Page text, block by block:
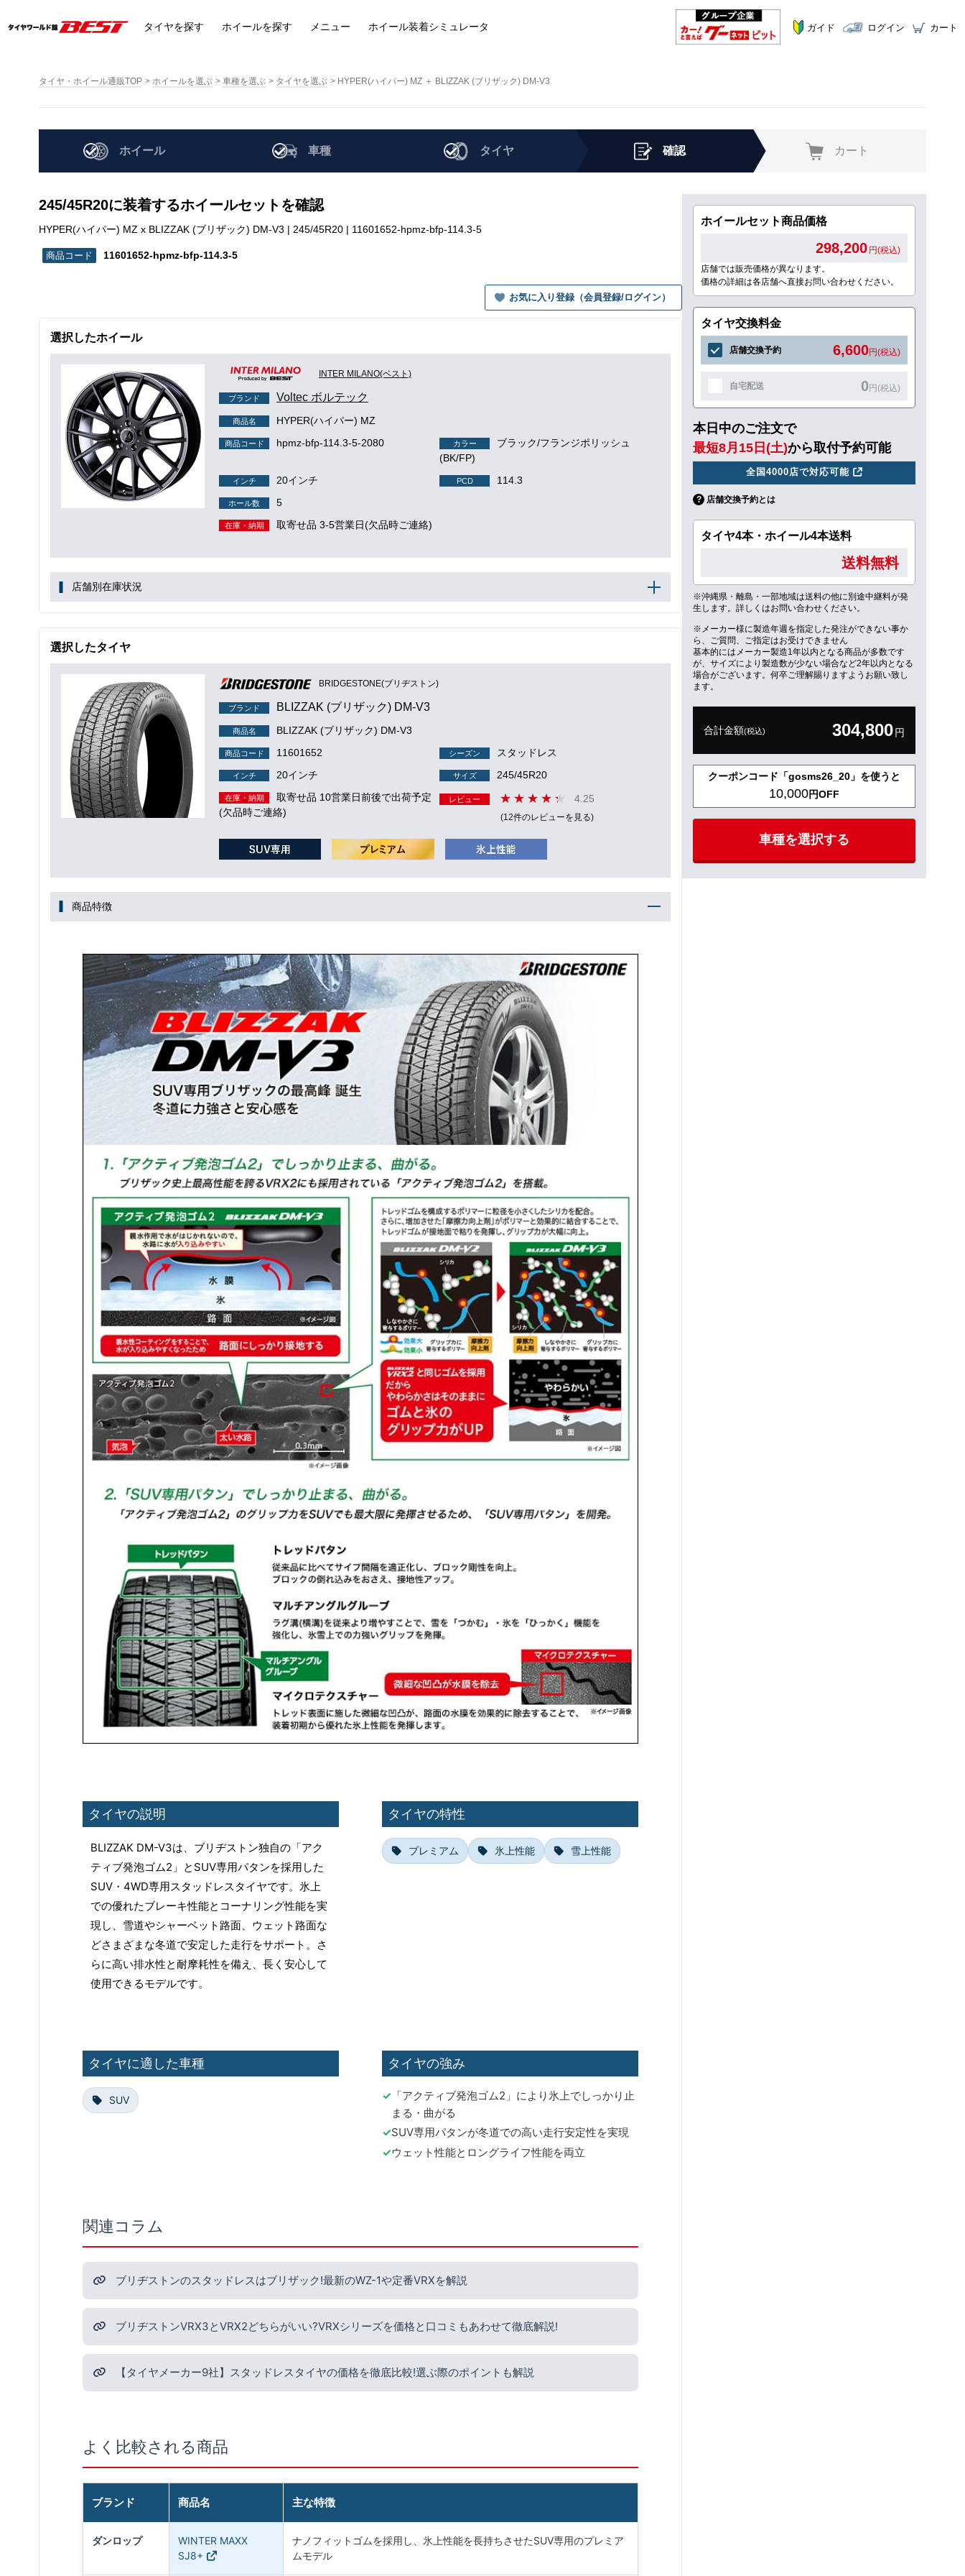
タイヤを探す ホイールを探す メニュー ホイール装着シミュレータ ガイド ログイン カート
タイヤ・ホイール通販TOP ホイールを選ぶ 車種を選ぶ タイヤを選ぶ HYPER(ハイパー) MZ ＋ BLIZZAK (ブリザック) DM-V3
ホイール 車種 タイヤ 確認 カート
245/45R20に装着するホイールセットを確認
HYPER(ハイパー) MZ x BLIZZAK (ブリザック) DM-V3 | 245/45R20 | 11601652-hpmz-bfp-114.3-5
11601652-hpmz-bfp-114.3-5
お気に入り登録（会員登録/ログイン）
選択したホイール
INTER MILANO(ベスト)
ブランド Voltec ボルテック
商品名 HYPER(ハイパー) MZ
商品コード hpmz-bfp-114.3-5-2080 カラー
ブラック/フランジポリッシュ
(BK/FP)
インチ 20インチ PCD 114.3
ホール数 5
在庫・納期 取寄せ品 3-5営業日(欠品時ご連絡)
店舗別在庫状況
選択したタイヤ
BRIDGESTONE(ブリヂストン)
ブランド BLIZZAK (ブリザック) DM-V3
商品名 BLIZZAK (ブリザック) DM-V3
商品コード 11601652 シーズン スタッドレス
インチ 20インチ サイズ 245/45R20
在庫・納期
取寄せ品 10営業日前後で出荷予定
(欠品時ご連絡)
レビュー 4.25
(12件のレビューを見る)
商品特徴
タイヤの説明
BLIZZAK DM-V3は、ブリヂストン独自の「アク
ティブ発泡ゴム2」とSUV専用パタンを採用した
SUV・4WD専用スタッドレスタイヤです。氷上
での優れたブレーキ性能とコーナリング性能を実
現し、雪道やシャーベット路面、ウェット路面な
どさまざまな冬道で安定した走行をサポート。さ
らに高い排水性と耐摩耗性を備え、長く安心して
使用できるモデルです。
タイヤの特性
プレミアム 氷上性能 雪上性能
タイヤに適した車種
SUV
タイヤの強み
「アクティブ発泡ゴム2」により氷上でしっかり止
まる・曲がる
SUV専用パタンが冬道での高い走行安定性を実現
ウェット性能とロングライフ性能を両立
関連コラム
ブリヂストンのスタッドレスはブリザック!最新のWZ-1や定番VRXを解説
ブリヂストンVRX3とVRX2どちらがいい?VRXシリーズを価格と口コミもあわせて徹底解説!
【タイヤメーカー9社】スタッドレスタイヤの価格を徹底比較!選ぶ際のポイントも解説
よく比較される商品
ブランド 商品名 主な特徴
ダンロップ
WINTER MAXX
SJ8+
ナノフィットゴムを採用し、氷上性能を長持ちさせたSUV専用のプレミア
ムモデル
ホイールセット商品価格
298,200 円(税込)
店舗では販売価格が異なります。
価格の詳細は各店舗へ直接お問い合わせください。
タイヤ交換料金
店舗交換予約 6,600円(税込)
自宅配送 0円(税込)
本日中のご注文で
最短8月15日(土)から取付予約可能
全国4000店で対応可能
店舗交換予約とは
タイヤ4本・ホイール4本送料
送料無料
※沖縄県・離島・一部地域は送料の他に別途中継料が発
生します。詳しくはお問い合わせください。
※メーカー様に製造年週を指定した発注ができない事か
ら、ご質問、ご指定はお受けできません
基本的にはメーカー製造1年以内となる商品が多数です
が、サイズにより製造数が少ない場合など2年以内となる
場合がございます。何卒ご理解賜りますようお願い致し
ます。
合計金額(税込) 304,800円
クーポンコード「gosms26_20」を使うと
10,000円OFF
車種を選択する